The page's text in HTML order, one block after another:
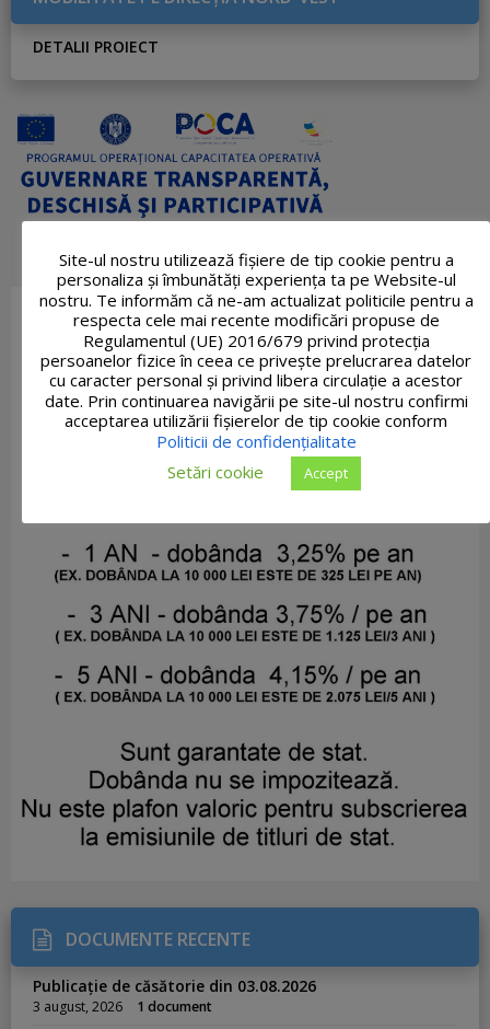
DETALII PROIECT
DOCUMENTE RECENTE
Publicație de căsătorie din 03.08.2026
3 august, 2026 1 document
Site-ul nostru utilizează fişiere de tip cookie pentru a
personaliza și îmbunătăți experiența ta pe Website-ul
nostru. Te informăm că ne-am actualizat politicile pentru a
respecta cele mai recente modificări propuse de
Regulamentul (UE) 2016/679 privind protecția
persoanelor fizice în ceea ce privește prelucrarea datelor
cu caracter personal și privind libera circulație a acestor
date. Prin continuarea navigării pe site-ul nostru confirmi
acceptarea utilizării fişierelor de tip cookie conform
Politicii de confidențialitate
Setări cookie
Accept